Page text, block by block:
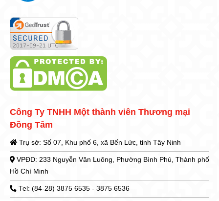
Công Ty TNHH Một thành viên Thương mại
Đồng Tâm
Trụ sở: Số 07, Khu phố 6, xã Bến Lức, tỉnh Tây Ninh
VPĐD: 233 Nguyễn Văn Luông, Phường Bình Phú, Thành phố
Hồ Chí Minh
Tel: (84-28) 3875 6535 - 3875 6536